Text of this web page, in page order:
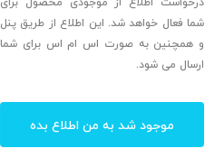
شما فعال خواهد شد. این اطلاع از طریق پنل
و همچنین به صورت اس ام اس برای شما
ارسال می شود.
موجود شد به من اطلاع بده